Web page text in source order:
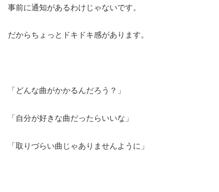
事前に通知があるわけじゃないです。
だからちょっとドキドキ感があります。
「どんな曲がかかるんだろう？」
「自分が好きな曲だったらいいな」
「取りづらい曲じゃありませんように」